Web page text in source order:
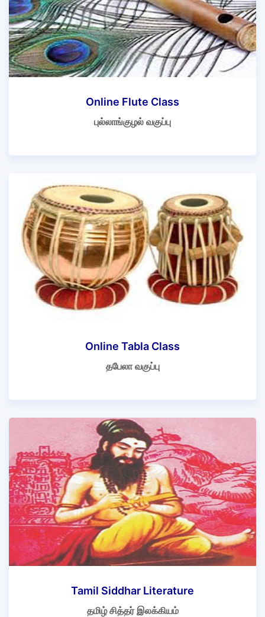
Online Flute Class
புல்லாங்குழல் வகுப்பு
Online Tabla Class
தபேலா வகுப்பு
Tamil Siddhar Literature
தமிழ் சித்தர் இலக்கியம்